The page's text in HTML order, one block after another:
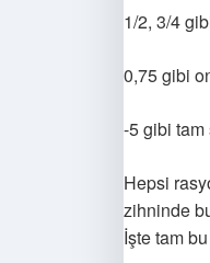
1/2, 3/4
0,75 gibi
-5 gibi tam
Hepsi
zihninde
İşte tam